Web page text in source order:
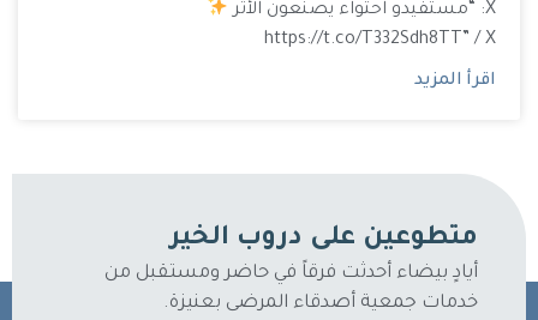
X: “مستفيدو احتواء يصنعون الأثر
https://t.co/T332Sdh8TT” / X
اقرأ المزيد
متطوعين على دروب الخير
أيادٍ بيضاء أحدثت فرقاً في حاضر ومستقبل من
خدمات جمعية أصدقاء المرضى بعنيزة.